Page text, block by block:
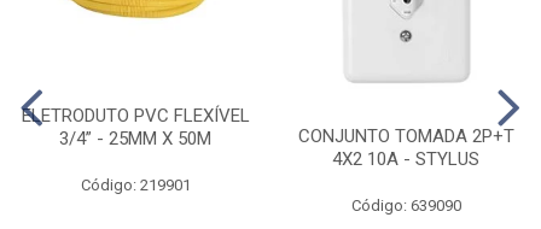
ELETRODUTO PVC FLEXÍVEL
3/4” - 25MM X 50M
Código: 219901
CONJUNTO TOMADA 2P+T
4X2 10A - STYLUS
Código: 639090